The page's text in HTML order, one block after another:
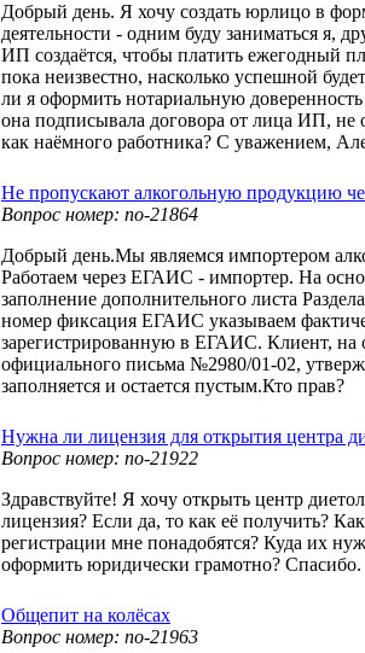
Добрый день. Я хочу создать юрлицо в
деятельности - одним буду заниматься я,
ИП создаётся, чтобы платить ежегодный
пока неизвестно, насколько успешной
ли я оформить нотариальную
она подписывала договора от лица ИП, не
как наёмного работника? С уважением,
Не пропускают алкогольную продукцию
Вопрос номер: no-21864
Добрый день.Мы являемся импортером
Работаем через ЕГАИС - импортер. На
заполнение дополнительного листа
номер фиксация ЕГАИС указываем
зарегистрированную в ЕГАИС. Клиент, на
официального письма №2980/01-02,
заполняется и остается пустым.Кто прав?
Нужна ли лицензия для открытия центра
Вопрос номер: no-21922
Здравствуйте! Я хочу открыть центр
лицензия? Если да, то как её получить?
регистрации мне понадобятся? Куда их
оформить юридически грамотно? Спасибо.
Общепит на колёсах
Вопрос номер: no-21963